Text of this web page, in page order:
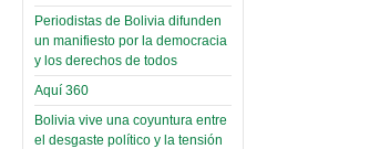
Periodistas de Bolivia difunden
un manifiesto por la democracia
y los derechos de todos
Aquí 360
Bolivia vive una coyuntura entre
el desgaste político y la tensión